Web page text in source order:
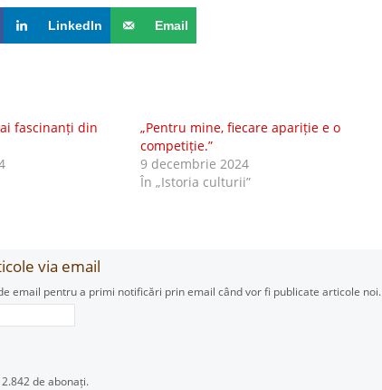
LinkedIn Email
fascinanți din
„Pentru mine, fiecare apariție e o
competiție.”
9 decembrie 2024
În „Istoria culturii”
via email
email pentru a primi notificări prin email când vor fi publicate articole noi.
de abonați.